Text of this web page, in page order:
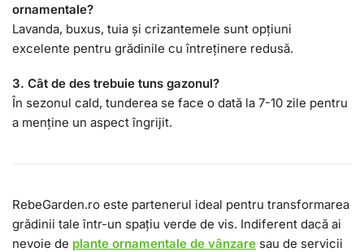
ornamentale?
Lavanda, buxus, tuia și crizantemele sunt opțiuni
excelente pentru grădinile cu întreținere redusă.
3. Cât de des trebuie tuns gazonul?
În sezonul cald, tunderea se face o dată la 7-10 zile pentru
a menține un aspect îngrijit.
RebeGarden.ro este partenerul ideal pentru transformarea
grădinii tale într-un spațiu verde de vis. Indiferent dacă ai
nevoie de plante ornamentale de vânzare sau de servicii